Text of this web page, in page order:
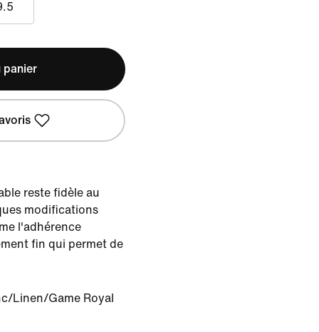
panier
reste fidèle au
modifications
l'adhérence
fin qui permet de
Linen/Game Royal